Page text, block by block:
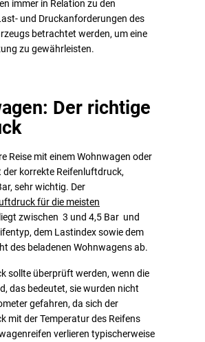
immer in Relation zu den
und Druckanforderungen des
betrachtet werden, um eine
zu gewährleisten.
Der richtige
Reise mit einem Wohnwagen oder
der korrekte Reifenluftdruck,
sehr wichtig. Der
für die meisten
liegt zwischen 3 und 4,5 Bar und
dem Lastindex sowie dem
des beladenen Wohnwagens ab.
sollte überprüft werden, wenn die
das bedeutet, sie wurden nicht
gefahren, da sich der
mit der Temperatur des Reifens
verlieren typischerweise